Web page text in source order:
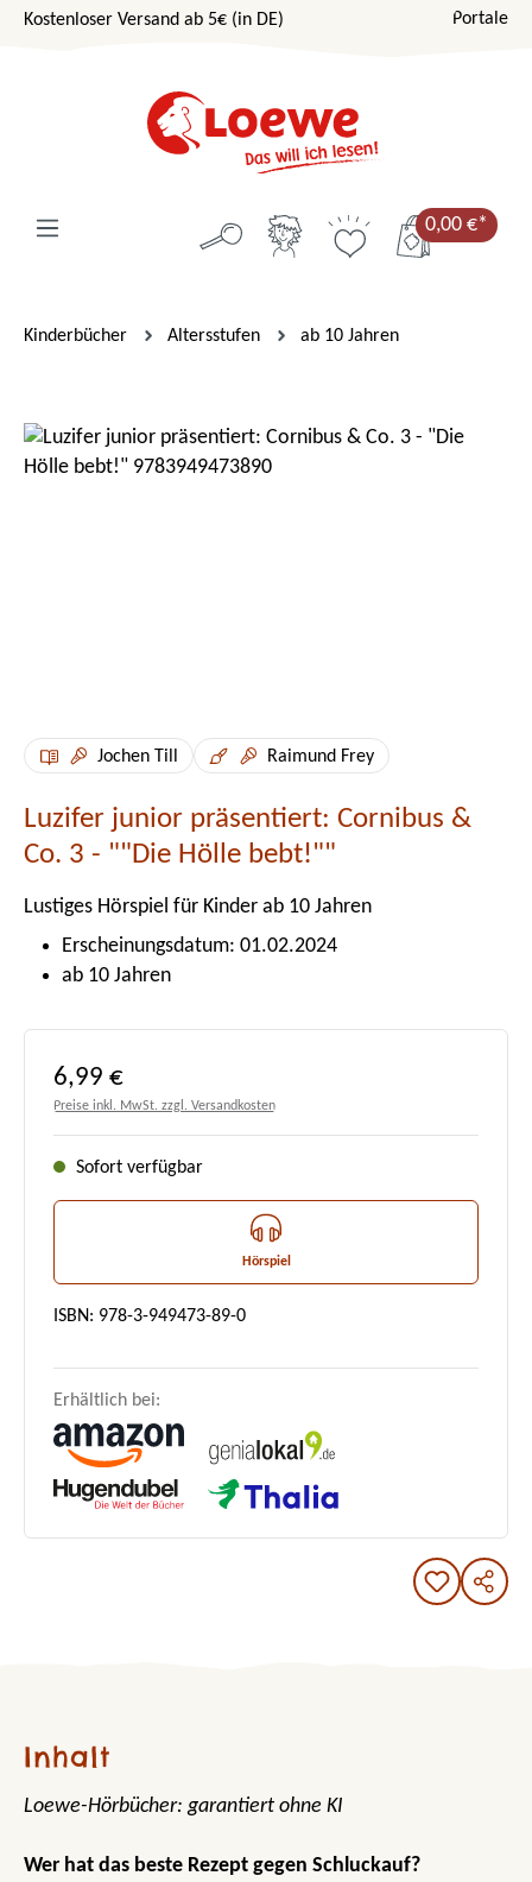
Zum Hauptinhalt springen
Kostenloser Versand ab 5€ (in DE) Portale
0,00 €*
Kinderbücher Altersstufen ab 10 Jahren
Bildergalerie überspringen
Jochen Till Raimund Frey
Luzifer junior präsentiert: Cornibus &
Co. 3 - ""Die Hölle bebt!""
Lustiges Hörspiel für Kinder ab 10 Jahren
Erscheinungsdatum: 01.02.2024
ab 10 Jahren
Regulärer Preis:
6,99 €
Preise inkl. MwSt. zzgl. Versandkosten
Sofort verfügbar
Hörspiel
ISBN: 978-3-949473-89-0
Erhältlich bei:
Inhalt
Loewe-Hörbücher: garantiert ohne KI
Wer hat das beste Rezept gegen Schluckauf?